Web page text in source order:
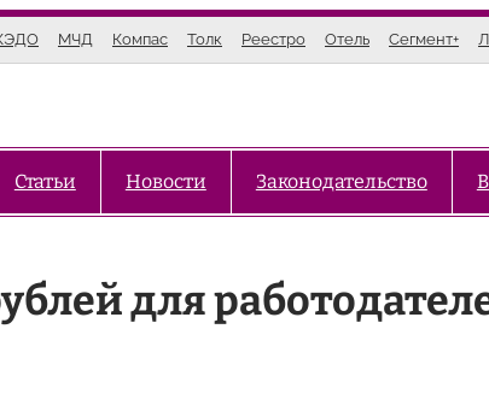
МЧД Компас Толк Реестро Отель Сегмент+
Статьи Новости Законодательство
для